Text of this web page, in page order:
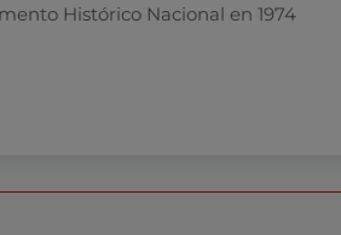
Histórico Nacional en 1974